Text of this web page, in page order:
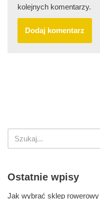
kolejnych komentarzy.
Ostatnie wpisy
Jak wybrać sklep